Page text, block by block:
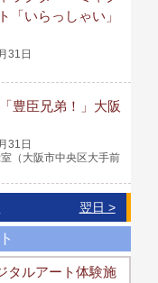
「いらっしゃい」
31日
豊臣兄弟！」大阪
31日
（大阪市中央区大手前
翌日 >
タルアート体験施